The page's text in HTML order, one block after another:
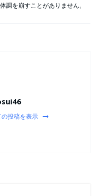
調を崩すことがありません。
投稿を表示